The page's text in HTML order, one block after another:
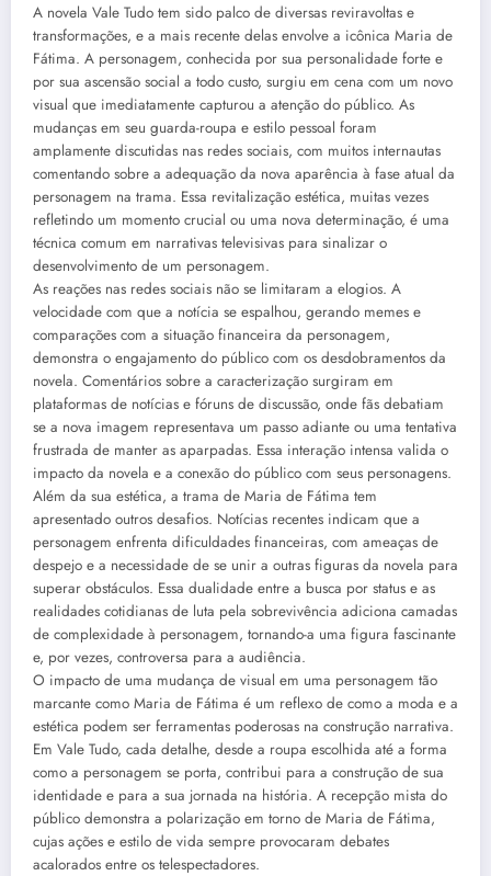
A novela Vale Tudo tem sido palco de diversas reviravoltas e
transformações, e a mais recente delas envolve a icônica Maria de
Fátima. A personagem, conhecida por sua personalidade forte e
por sua ascensão social a todo custo, surgiu em cena com um novo
visual que imediatamente capturou a atenção do público. As
mudanças em seu guarda-roupa e estilo pessoal foram
amplamente discutidas nas redes sociais, com muitos internautas
comentando sobre a adequação da nova aparência à fase atual da
personagem na trama. Essa revitalização estética, muitas vezes
refletindo um momento crucial ou uma nova determinação, é uma
técnica comum em narrativas televisivas para sinalizar o
desenvolvimento de um personagem.
As reações nas redes sociais não se limitaram a elogios. A
velocidade com que a notícia se espalhou, gerando memes e
comparações com a situação financeira da personagem,
demonstra o engajamento do público com os desdobramentos da
novela. Comentários sobre a caracterização surgiram em
plataformas de notícias e fóruns de discussão, onde fãs debatiam
se a nova imagem representava um passo adiante ou uma tentativa
frustrada de manter as aparpadas. Essa interação intensa valida o
impacto da novela e a conexão do público com seus personagens.
Além da sua estética, a trama de Maria de Fátima tem
apresentado outros desafios. Notícias recentes indicam que a
personagem enfrenta dificuldades financeiras, com ameaças de
despejo e a necessidade de se unir a outras figuras da novela para
superar obstáculos. Essa dualidade entre a busca por status e as
realidades cotidianas de luta pela sobrevivência adiciona camadas
de complexidade à personagem, tornando-a uma figura fascinante
e, por vezes, controversa para a audiência.
O impacto de uma mudança de visual em uma personagem tão
marcante como Maria de Fátima é um reflexo de como a moda e a
estética podem ser ferramentas poderosas na construção narrativa.
Em Vale Tudo, cada detalhe, desde a roupa escolhida até a forma
como a personagem se porta, contribui para a construção de sua
identidade e para a sua jornada na história. A recepção mista do
público demonstra a polarização em torno de Maria de Fátima,
cujas ações e estilo de vida sempre provocaram debates
acalorados entre os telespectadores.